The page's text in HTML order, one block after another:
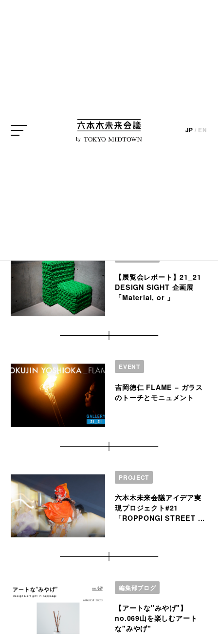
by
JP / EN
【展覧会レポート】21_21
DESIGN SIGHT 企画展
「Material, or 」
EVENT
吉岡徳仁 FLAME − ガラス
のトーチとモニュメント
PROJECT
六本木未来会議アイデア実
現プロジェクト#21
「ROPPONGI STREET ...
編集部ブログ
【アートな"みやげ"】
no.069山を楽しむアート
な"みやげ"